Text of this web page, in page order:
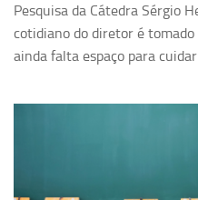
União Pró-Vacina
USP Analisa
Pesquisa da Cátedra Sérgio
cotidiano do diretor é
ainda falta espaço para